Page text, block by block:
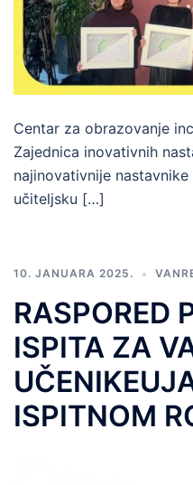
Centar za obrazovanje
Zajednica inovativnih
najinovativnije
učiteljsku […]
10. JANUARA 2025.
RASPORED
ISPITA ZA
ISPITNOM